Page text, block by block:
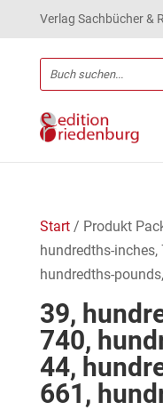
Verlag Sachbücher &
Start/ Produkt
hundredths-inches,
hundredths-
39,
740,
44,
661,